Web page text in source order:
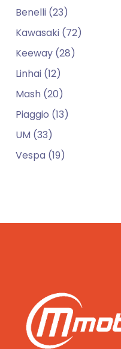
Benelli (23)
Kawasaki (72)
Keeway (28)
Linhai (12)
Mash (20)
Piaggio (13)
UM (33)
Vespa (19)